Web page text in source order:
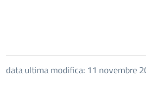
data ultima modifica: 11 novembre